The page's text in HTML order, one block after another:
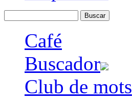
Café
Buscador
Club de mots